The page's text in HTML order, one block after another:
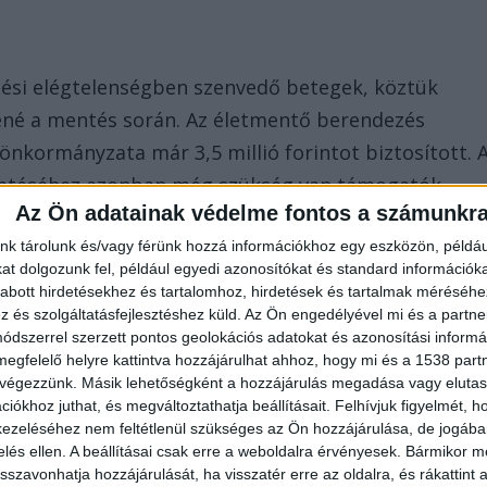
Az Ön adatainak védelme fontos a
tárolunk és/vagy férünk hozzá információkhoz egy eszközön,
dolgozunk fel, például egyedi azonosítókat és standard
hirdetésekhez és tartalomhoz, hirdetések és tartalmak
és szolgáltatásfejlesztéshez küld. Az Ön engedélyével mi és a
szerzett pontos geolokációs adatokat és azonosítási
helyre kattintva hozzájárulhat ahhoz, hogy mi és a 1538
Másik lehetőségként a hozzájárulás megadása vagy
juthat, és megváltoztathatja beállításait. Felhívjuk figyelmét,
nem feltétlenül szükséges az Ön hozzájárulása, de
ellen. A beállításai csak erre a weboldalra érvényesek. Bármikor
hozzájárulását, ha visszatér erre az oldalra, és rákattint
elégtelenségben szenvedő betegek, köztük
a mentés során. Az életmentő berendezés
már 3,5 millió forintot biztosított.
azonban még szükség van támogatók
nem látnám. De legalább egy újabb emlékeztető
egyike azoknak az ügyeknek, amelyek egy
megtorlatlanul” – zárta bejegyzését Hadházy.